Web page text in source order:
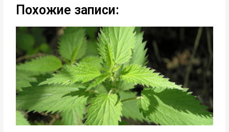
Похожие записи: